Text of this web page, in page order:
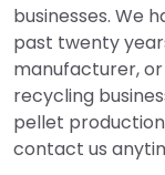
businesses. We
past twenty
manufacturer,
recycling
pellet
contact us